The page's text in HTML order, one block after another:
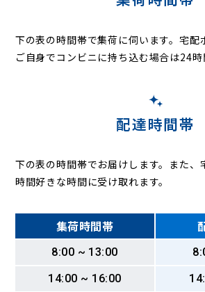
下の表の時間帯で集荷に伺います。宅配
ご自身でコンビニに持ち込む場合は24時
配達時間帯
下の表の時間帯でお届けします。また、
時間好きな時間に受け取れます。
集荷時間帯
8:00 ~ 13:00
14:00 ~ 16:00